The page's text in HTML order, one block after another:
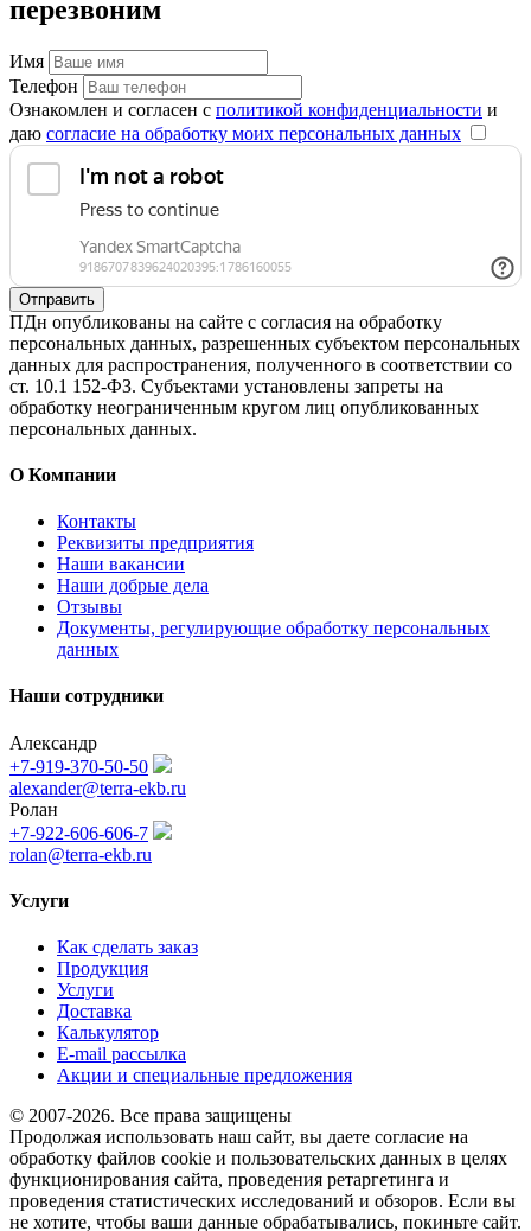
перезвоним
Имя
Телефон
Ознакомлен и согласен с политикой конфиденциальности и
даю согласие на обработку моих персональных данных
Отправить
ПДн опубликованы на сайте с согласия на обработку
персональных данных, разрешенных субъектом персональных
данных для распространения, полученного в соответствии со
ст. 10.1 152-ФЗ. Субъектами установлены запреты на
обработку неограниченным кругом лиц опубликованных
персональных данных.
О Компании
Контакты
Реквизиты предприятия
Наши вакансии
Наши добрые дела
Отзывы
Документы, регулирующие обработку персональных
данных
Наши сотрудники
Александр
+7-919-370-50-50
alexander@terra-ekb.ru
Ролан
+7-922-606-606-7
rolan@terra-ekb.ru
Услуги
Как сделать заказ
Продукция
Услуги
Доставка
Калькулятор
E-mail рассылка
Акции и специальные предложения
© 2007-2026. Все права защищены
Продолжая использовать наш сайт, вы даете согласие на
обработку файлов cookie и пользовательских данных в целях
функционирования сайта, проведения ретаргетинга и
проведения статистических исследований и обзоров. Если вы
не хотите, чтобы ваши данные обрабатывались, покиньте сайт.